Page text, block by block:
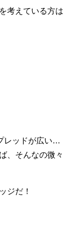
考えている方は
レッドが広い…
、そんなの微々
ジだ！